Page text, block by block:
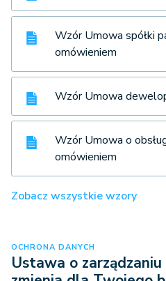
Wzór Umowa spółki
omówieniem
Wzór Umowa
Wzór Umowa o
omówieniem
Zobacz wszystkie wzory
OCHRONA DANYCH
Ustawa o